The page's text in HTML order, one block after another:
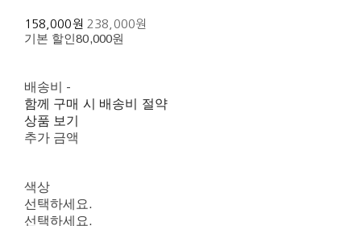
158,000원 238,000원
기본 할인80,000원
배송비 -
함께 구매 시 배송비 절약
상품 보기
추가 금액
색상
선택하세요.
선택하세요.